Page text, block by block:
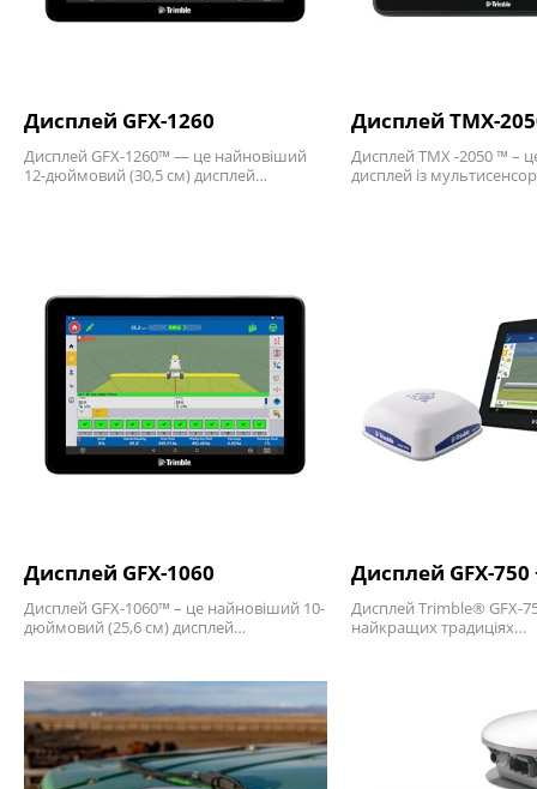
Дисплей GFX-1260
Дисплей GFX-1260™ — це найновіший
12-дюймовий (30,5 см) дисплей…
Дисплей TMX-
Дисплей TMX -2050 ™ –
дисплей із
Дисплей GFX-1060
Дисплей GFX-1060™ – це найновіший 10-
дюймовий (25,6 см) дисплей…
Дисплей GFX-750
Дисплей Trimble® GFX-
найкращих традиціях…